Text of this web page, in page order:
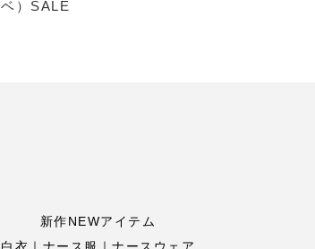
ベ）SALE
新作NEWアイテム